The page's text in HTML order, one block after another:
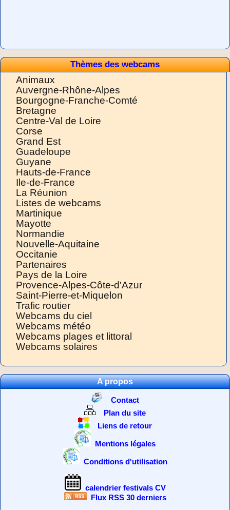
Thèmes des webcams
Animaux
Auvergne-Rhône-Alpes
Bourgogne-Franche-Comté
Bretagne
Centre-Val de Loire
Corse
Grand Est
Guadeloupe
Guyane
Hauts-de-France
Ile-de-France
La Réunion
Listes de webcams
Martinique
Mayotte
Normandie
Nouvelle-Aquitaine
Occitanie
Partenaires
Pays de la Loire
Provence-Alpes-Côte-d'Azur
Saint-Pierre-et-Miquelon
Trafic routier
Webcams du ciel
Webcams météo
Webcams plages et littoral
Webcams solaires
A propos
Contact
Plan du site
Liens de retour
Mentions légales
Conditions d'utilisation
calendrier festivals CV
Flux RSS 30 derniers